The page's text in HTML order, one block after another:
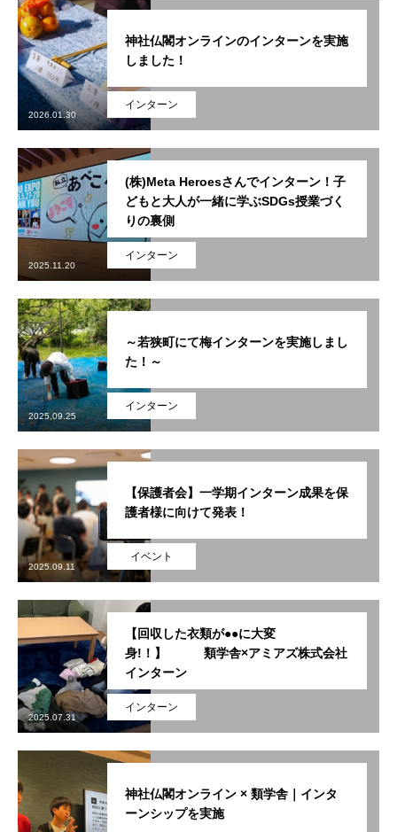
インターン
神社仏閣オンラインのインターンを実施
しました！
2026.01.30
インターン
(株)Meta Heroesさんでインターン！子
どもと大人が一緒に学ぶSDGs授業づく
りの裏側
2025.11.20
インターン
～若狭町にて梅インターンを実施しまし
た！～
2025.09.25
イベント
【保護者会】一学期インターン成果を保
護者様に向けて発表！
2025.09.11
インターン
【回収した衣類が●●に大変
身!！】 類学舎×アミアズ株式会社
インターン
2025.07.31
神社仏閣オンライン × 類学舎｜インタ
ーンシップを実施